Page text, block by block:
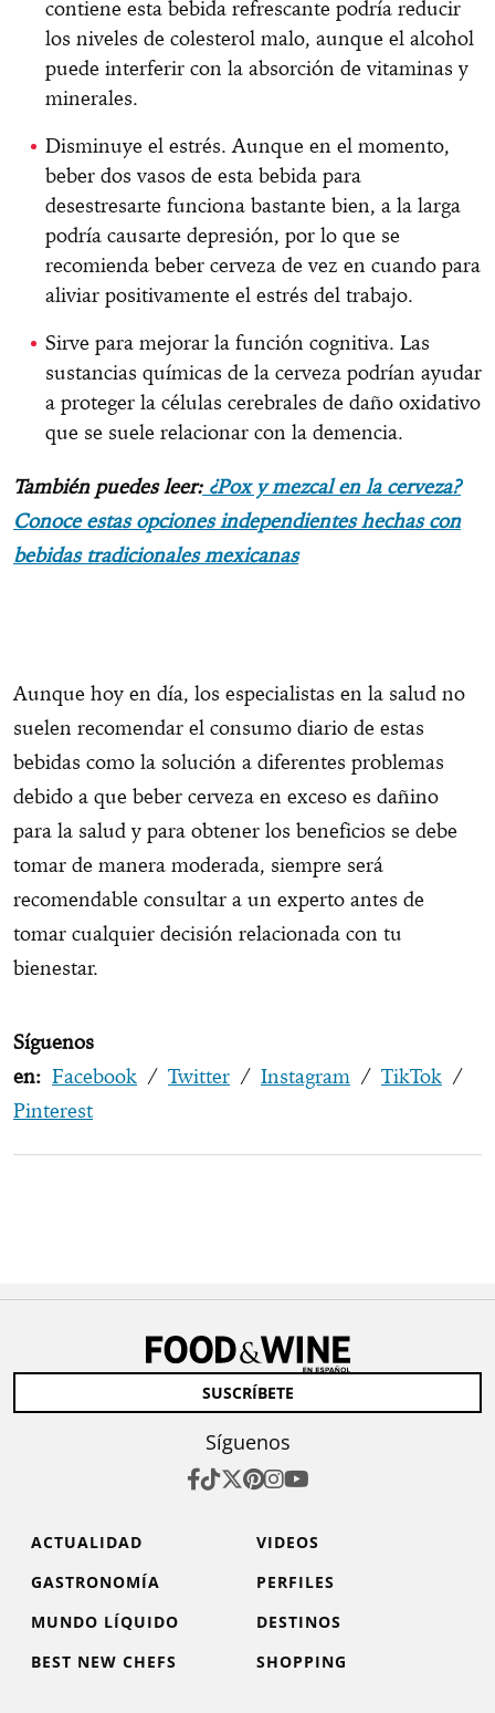
contiene esta bebida refrescante podría reducir
los niveles de colesterol malo, aunque el alcohol
puede interferir con la absorción de vitaminas y
minerales.
Disminuye el estrés. Aunque en el momento,
beber dos vasos de esta bebida para
desestresarte funciona bastante bien, a la larga
podría causarte depresión, por lo que se
recomienda beber cerveza de vez en cuando para
aliviar positivamente el estrés del trabajo.
Sirve para mejorar la función cognitiva. Las
sustancias químicas de la cerveza podrían ayudar
a proteger la células cerebrales de daño oxidativo
que se suele relacionar con la demencia.
También puedes leer:¿Pox y mezcal en la cerveza?
Conoce estas opciones independientes hechas con
bebidas tradicionales mexicanas
Aunque hoy en día, los especialistas en la salud no
suelen recomendar el consumo diario de estas
bebidas como la solución a diferentes problemas
debido a que beber cerveza en exceso es dañino
para la salud y para obtener los beneficios se debe
tomar de manera moderada, siempre será
recomendable consultar a un experto antes de
tomar cualquier decisión relacionada con tu
bienestar.
Síguenos
en: Facebook / Twitter / Instagram / TikTok /
Pinterest
SUSCRÍBETE
Síguenos
ACTUALIDAD
VIDEOS
GASTRONOMÍA
PERFILES
MUNDO LÍQUIDO
DESTINOS
BEST NEW CHEFS
SHOPPING